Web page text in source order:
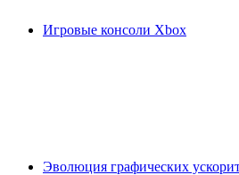
Игровые консоли Xbox
Эволюция графических